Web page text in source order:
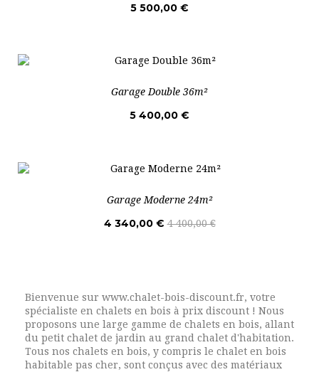
5 500,00 €
Garage Double 36m²
5 400,00 €
Garage Moderne 24m²
4 340,00 € 4 400,00 €
Bienvenue sur www.chalet-bois-discount.fr, votre
spécialiste en chalets en bois à prix discount ! Nous
proposons une large gamme de chalets en bois, allant
du petit chalet de jardin au grand chalet d'habitation.
Tous nos chalets en bois, y compris le chalet en bois
habitable pas cher, sont conçus avec des matériaux